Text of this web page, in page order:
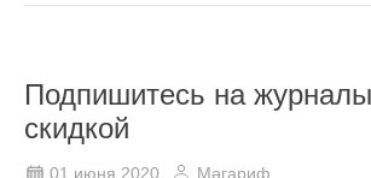
Подпишитесь на
скидкой
01 июня 2020 Мәгариф